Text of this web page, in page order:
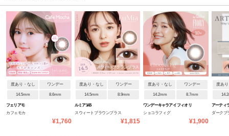
度あり・なし ワンデー
14.5mm 8.6mm
フェリアモ
カフェモカ
¥1,760
度あり・なし ワンデー
14.5mm 8.9mm
ルミア14.5
スウィートブラウンプラス
¥1,815
度あり・なし ワンデー
14.2mm 8.7mm
ワンデーキャラアイ フィオリ
ショコラフィグ
¥1,900
度あ
アーティ
ダークブ